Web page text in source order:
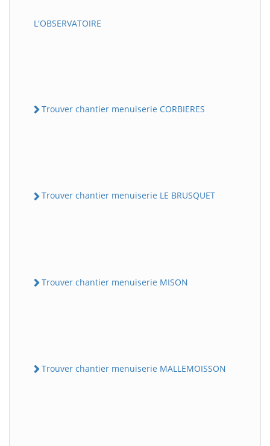
L'OBSERVATOIRE
Trouver chantier menuiserie CORBIERES
Trouver chantier menuiserie LE BRUSQUET
Trouver chantier menuiserie MISON
Trouver chantier menuiserie MALLEMOISSON